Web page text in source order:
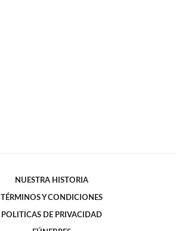
NUESTRA HISTORIA
TÉRMINOS Y CONDICIONES
POLITICAS DE PRIVACIDAD